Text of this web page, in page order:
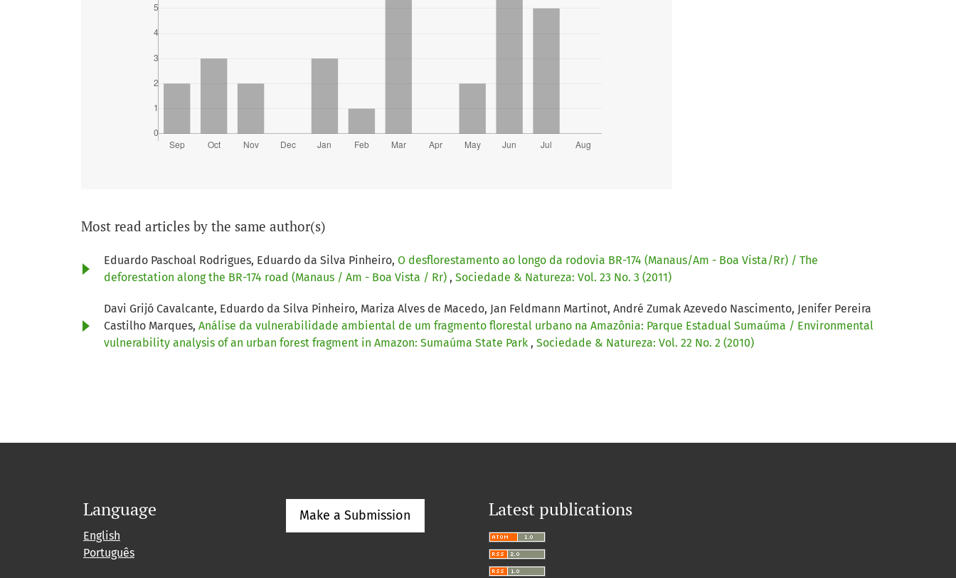
Most read articles by the same author(s)
Eduardo Paschoal Rodrigues, Eduardo da Silva Pinheiro, O desflorestamento ao longo da rodovia BR-174 (Manaus/Am - Boa Vista/Rr) / The
deforestation along the BR-174 road (Manaus / Am - Boa Vista / Rr) , Sociedade & Natureza: Vol. 23 No. 3 (2011)
Davi Grijó Cavalcante, Eduardo da Silva Pinheiro, Mariza Alves de Macedo, Jan Feldmann Martinot, André Zumak Azevedo Nascimento, Jenifer Pereira
Castilho Marques, Análise da vulnerabilidade ambiental de um fragmento florestal urbano na Amazônia: Parque Estadual Sumaúma / Environmental
vulnerability analysis of an urban forest fragment in Amazon: Sumaúma State Park , Sociedade & Natureza: Vol. 22 No. 2 (2010)
Language
English
Português
Make a Submission Latest publications